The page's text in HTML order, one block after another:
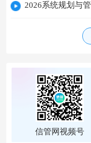
2026系统规划与
信管网视频号